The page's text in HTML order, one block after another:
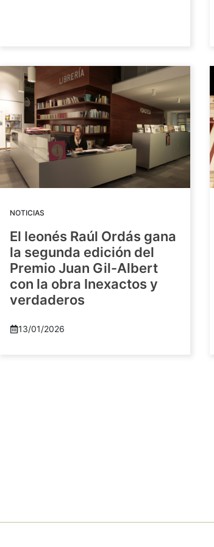
NOTICIAS
El leonés Raúl Ordás gana
la segunda edición del
Premio Juan Gil-Albert
con la obra Inexactos y
verdaderos
13/01/2026